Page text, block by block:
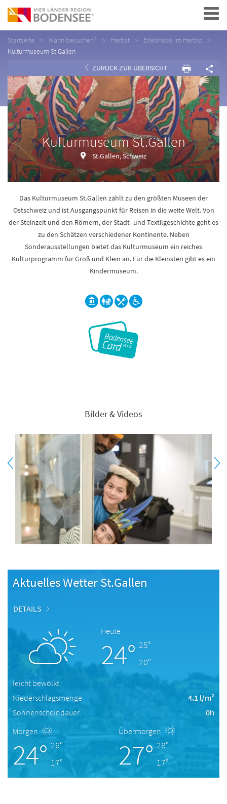
Navigation
Startseite Wann besuchen? Herbst
Erlebnisse im Herbst
Kulturmuseum St.Gallen
ZURÜCK ZUR ÜBERSICHT
Kulturmuseum St.Gallen
St.Gallen, Schweiz
Das Kulturmuseum St.Gallen zählt zu den größten Museen der
Ostschweiz und ist Ausgangspunkt für Reisen in die weite Welt. Von
der Steinzeit und den Römern, der Stadt- und Textilgeschichte geht es
zu den Schätzen verschiedener Kontinente. Neben
Sonderausstellungen bietet das Kulturmuseum ein reiches
Kulturprogramm für Groß und Klein an. Für die Kleinsten gibt es ein
Kindermuseum.
Bilder & Videos
Aktuelles Wetter St.Gallen
DETAILS
Heute
24° 25°
20°
leicht bewölkt
Niederschlagsmenge
4.1 l/m²
Sonnenscheindauer
0h
Morgen
24° 26°
17°
Übermorgen
27° 28°
17°